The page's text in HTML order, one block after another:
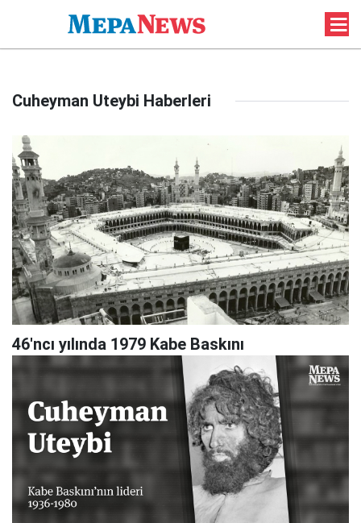
Cuheyman Uteybi Haberleri
46'ncı yılında 1979 Kabe Baskını